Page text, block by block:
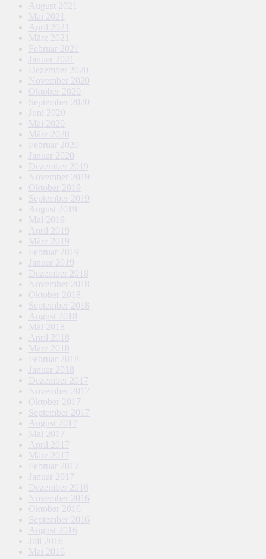
August 2021
Mai 2021
April 2021
März 2021
Februar 2021
Januar 2021
Dezember 2020
November 2020
Oktober 2020
September 2020
Juni 2020
Mai 2020
März 2020
Februar 2020
Januar 2020
Dezember 2019
November 2019
Oktober 2019
September 2019
August 2019
Mai 2019
April 2019
März 2019
Februar 2019
Januar 2019
Dezember 2018
November 2018
Oktober 2018
September 2018
August 2018
Mai 2018
April 2018
März 2018
Februar 2018
Januar 2018
Dezember 2017
November 2017
Oktober 2017
September 2017
August 2017
Mai 2017
April 2017
März 2017
Februar 2017
Januar 2017
Dezember 2016
November 2016
Oktober 2016
September 2016
August 2016
Juli 2016
Mai 2016